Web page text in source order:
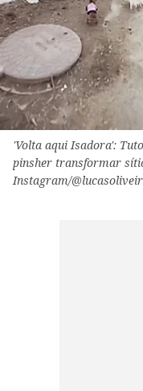
'Volta aqui Isadora':
pinsher transformar
Instagram/